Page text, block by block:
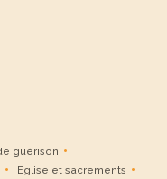
guérison
Eglise et sacrements